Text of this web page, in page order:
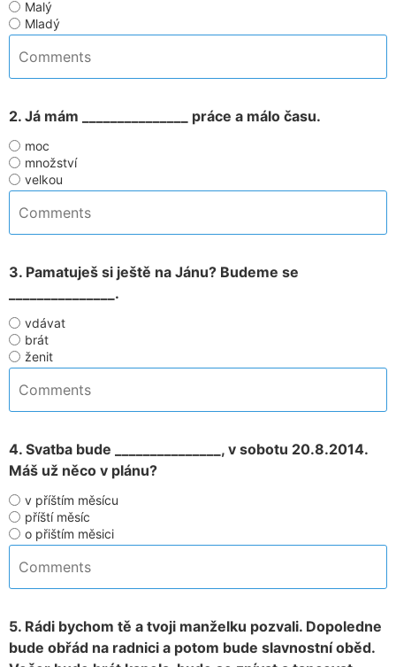
Malý
Mladý
2. Já mám _______________ práce a málo času.
moc
množství
velkou
3. Pamatuješ si ještě na Jánu? Budeme se
_______________.
vdávat
brát
ženit
4. Svatba bude _______________, v sobotu 20.8.2014.
Máš už něco v plánu?
v příštím měsícu
příští měsíc
o přištím měsici
5. Rádi bychom tě a tvoji manželku pozvali. Dopoledne
bude obřád na radnici a potom bude slavnostní oběd.